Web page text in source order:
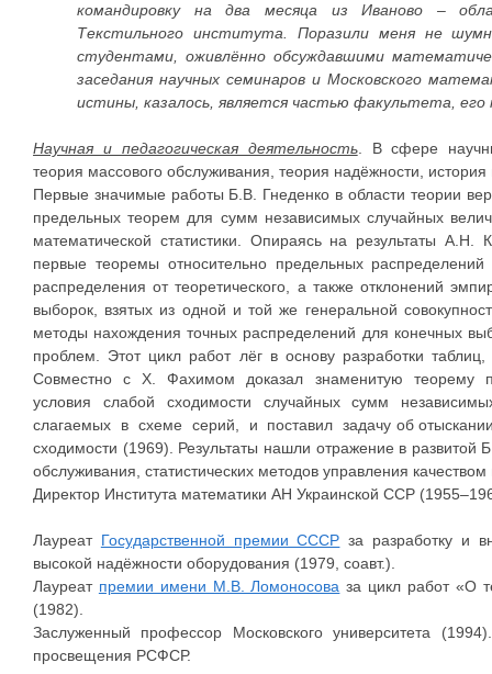
командировку на два месяца из Иваново –
Текстильного института. Поразили меня не
студентами, оживлённо обсуждавшими
заседания научных семинаров и Московского
истины, казалось, является частью факультета,
Научная и педагогическая деятельность. В сфере
теория массового обслуживания, теория надёжности,
Первые значимые работы Б.В. Гнеденко в области теории
предельных теорем для сумм независимых случайных
математической статистики. Опираясь на результаты
первые теоремы относительно предельных распределений
распределения от теоретического, а также отклонений
выборок, взятых из одной и той же генеральной
методы нахождения точных распределений для конечных
проблем. Этот цикл работ лёг в основу разработки
Совместно с X. Фахимом доказал знаменитую теорему
условия слабой сходимости случайных сумм
слагаемых в схеме серий, и поставил задачу об
сходимости (1969). Результаты нашли отражение в развитой
обслуживания, статистических методов управления
Директор Института математики АН Украинской ССР
Лауреат Государственной премии СССР за разработку и
высокой надёжности оборудования (1979, соавт.).
Лауреат премии имени М.В. Ломоносова за цикл работ «О
(1982).
Заслуженный профессор Московского университета
просвещения РСФСР.